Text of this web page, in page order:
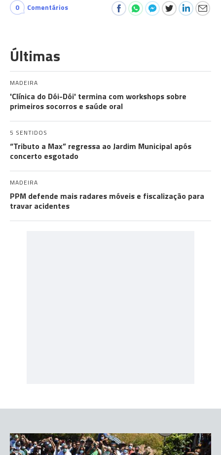
0 Comentários
Últimas
MADEIRA
'Clínica do Dói-Dói' termina com workshops sobre
primeiros socorros e saúde oral
5 SENTIDOS
“Tributo a Max” regressa ao Jardim Municipal após
concerto esgotado
MADEIRA
PPM defende mais radares móveis e fiscalização para
travar acidentes